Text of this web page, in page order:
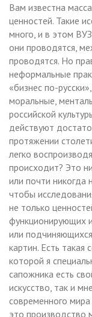
Вам известна
ценностей. Такие
много, и в этом
они проводятся,
проводятся. Но
неформальные
«бизнес по-
моральные,
российской
действуют
протяжении
легко
происходит? Это
или почти никогда
чтобы
не только
функционирующих
или
картин. Есть такая
которой я
сапожника есть
искусство, так и
современного
это производство